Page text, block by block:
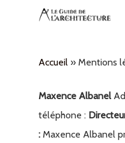
Accueil » Mentions
Maxence Albanel
téléphone :
: Maxence Albanel